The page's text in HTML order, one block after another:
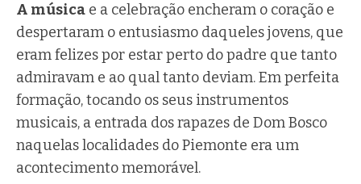
A música e a celebração encheram o coração e
despertaram o entusiasmo daqueles jovens, que
eram felizes por estar perto do padre que tanto
admiravam e ao qual tanto deviam. Em perfeita
formação, tocando os seus instrumentos
musicais, a entrada dos rapazes de Dom Bosco
naquelas localidades do Piemonte era um
acontecimento memorável.